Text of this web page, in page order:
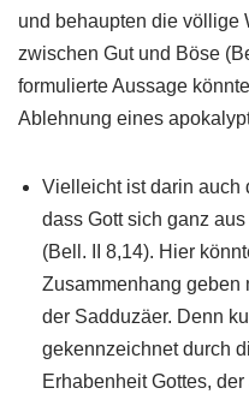
und behaupten die völlige
zwischen Gut und Böse
formulierte Aussage
Ablehnung eines
Vielleicht ist darin auch
dass Gott sich ganz
(Bell. II 8,14). Hier
Zusammenhang geben
der Sadduzäer. Denn
gekennzeichnet durch
Erhabenheit Gottes,